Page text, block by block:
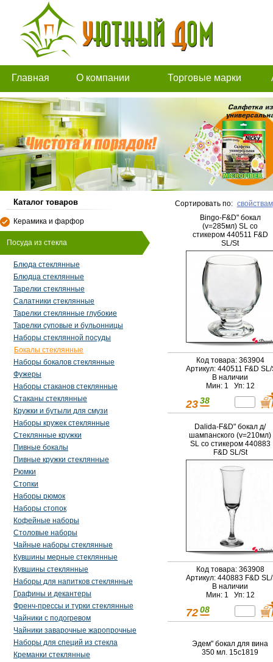
Главная О компании Торговые марки
Каталог товаров
Керамика и фарфор
Посуда из стекла
Блюда стеклянные
Блюдца стеклянные
Тарелки стеклянные
Салатники стеклянные
Тарелки стеклянные глубокие
Тарелки суповые и бульонницы
Наборы стеклянной посуды
Бокалы стеклянные
Наборы бокалов стеклянные
Фужеры
Наборы стаканов стеклянные
Стаканы стеклянные
Кружки и бутыли для смузи
Наборы кружек стеклянные
Стеклянные кружки
Пивные бокалы
Пивные кружки стеклянные
Рюмки
Стопки
Наборы рюмок
Наборы стопок
Кофейные наборы
Столовые наборы
Чайные наборы стеклянные
Кувшины мерные стеклянные
Кувшины стеклянные
Наборы для напитков стеклянные
Графины и декантеры
Френч-прессы и турки стеклянные
Чайники с подогревом
Чайники заварочные жаропрочные
Наборы для специй из стекла
Креманки стеклянные
Сортировать по: свойствам
Bingo-F&D" бокал
(v=285мл) SL со
стикером 440511 F&D
SL/St
Код товара: 363904
Артикул: 440511 F&D SL/
В наличии
Мин: 1 Уп: 12
23 38
Dalida-F&D" бокал д/
шампанского (v=210мл)
SL со стикером 440883
F&D SL/St
Код товара: 363908
Артикул: 440883 F&D
В наличии
Мин: 1 Уп: 12
72 08
Эдем" бокал для вина
350 мл. 15с1819